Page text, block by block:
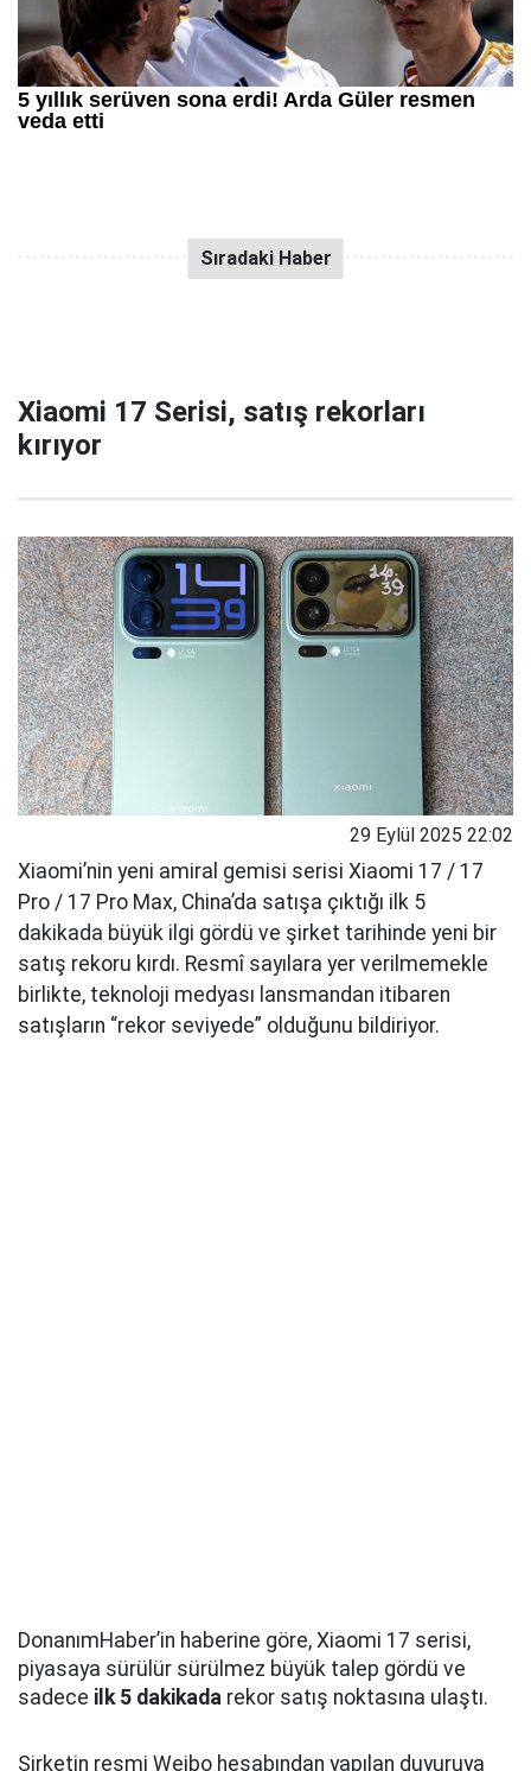
Xiaomi 17 Serisi, satış rekorları
kırıyor
29 Eylül 2025 22:02
Xiaomi’nin yeni amiral gemisi serisi Xiaomi 17 / 17
Pro / 17 Pro Max, China’da satışa çıktığı ilk 5
dakikada büyük ilgi gördü ve şirket tarihinde yeni bir
satış rekoru kırdı. Resmî sayılara yer verilmemekle
birlikte, teknoloji medyası lansmandan itibaren
satışların “rekor seviyede” olduğunu bildiriyor.
DonanımHaber’in haberine göre, Xiaomi 17 serisi,
piyasaya sürülür sürülmez büyük talep gördü ve
sadece ilk 5 dakikada rekor satış noktasına ulaştı.
Şirketin resmi Weibo hesabından yapılan duyuruya